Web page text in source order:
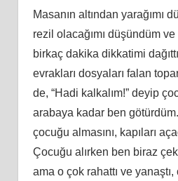
Masanın altından yarağımı
rezil olacağımı düşündüm
birkaç dakika dikkatimi
evrakları dosyaları falan
de, “Hadi kalkalım!” deyip
arabaya kadar ben
çocuğu almasını, kapıları
Çocuğu alırken ben biraz
ama o çok rahattı ve yanaştı,